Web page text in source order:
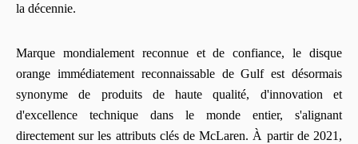
la décennie.
Marque mondialement reconnue et de confiance, le disque
orange immédiatement reconnaissable de Gulf est désormais
synonyme de produits de haute qualité, d'innovation et
d'excellence technique dans le monde entier, s'alignant
directement sur les attributs clés de McLaren. À partir de 2021,